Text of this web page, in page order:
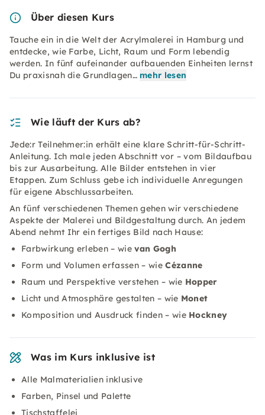
Über diesen Kurs
Tauche ein in die Welt der Acrylmalerei in Hamburg und
entdecke, wie Farbe, Licht, Raum und Form lebendig
werden. In fünf aufeinander aufbauenden Einheiten lernst
Du praxisnah die Grundlagen… mehr lesen
Wie läuft der Kurs ab?
Jede:r Teilnehmer:in erhält eine klare Schritt-für-Schritt-
Anleitung. Ich male jeden Abschnitt vor – vom Bildaufbau
bis zur Ausarbeitung. Alle Bilder entstehen in vier
Etappen. Zum Schluss gebe ich individuelle Anregungen
für eigene Abschlussarbeiten.
An fünf verschiedenen Themen gehen wir verschiedene
Aspekte der Malerei und Bildgestaltung durch. An jedem
Abend nehmt Ihr ein fertiges Bild nach Hause:
Farbwirkung erleben – wievan Gogh
Form und Volumen erfassen – wieCézanne
Raum und Perspektive verstehen – wie Hopper
Licht und Atmosphäre gestalten – wie Monet
Komposition und Ausdruck finden – wie Hockney
Was im Kurs inklusive ist
Alle Malmaterialien inklusive
Farben, Pinsel und Palette
Tischstaffelei